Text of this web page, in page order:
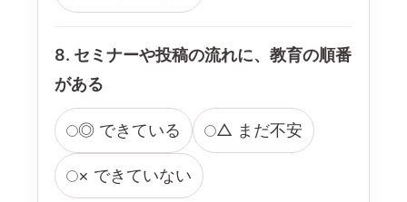
8. セミナーや投稿の流れに、教育の順番
がある
◎ できている △ まだ不安
× できていない